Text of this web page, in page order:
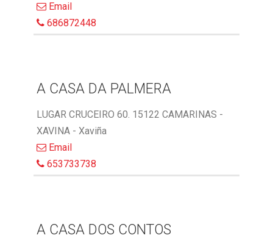
Email
686872448
A CASA DA PALMERA
LUGAR CRUCEIRO 60. 15122 CAMARINAS -
XAVINA - Xaviña
Email
653733738
A CASA DOS CONTOS